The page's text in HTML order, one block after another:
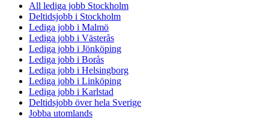
All lediga jobb Stockholm
Deltidsjobb i Stockholm
Lediga jobb i Malmö
Lediga jobb i Västerås
Lediga jobb i Jönköping
Lediga jobb i Borås
Lediga jobb i Helsingborg
Lediga jobb i Linköping
Lediga jobb i Karlstad
Deltidsjobb över hela Sverige
Jobba utomlands